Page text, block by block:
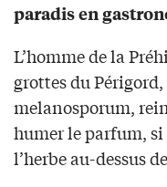
paradis en
L’homme de la
grottes du
melanosporum,
humer le parfum,
l’herbe au-dessus